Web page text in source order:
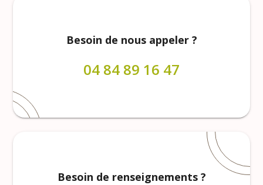
Besoin de nous appeler ?
04 84 89 16 47
Besoin de renseignements ?